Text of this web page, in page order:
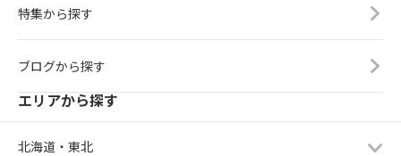
特集から探す
ブログから探す
エリアから探す
北海道・東北